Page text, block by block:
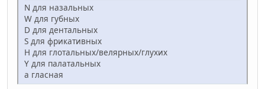
N для назальных
W для губных
D для дентальных
S для фрикативных
H для глотальных/велярных/глухих
Y для палатальных
a гласная